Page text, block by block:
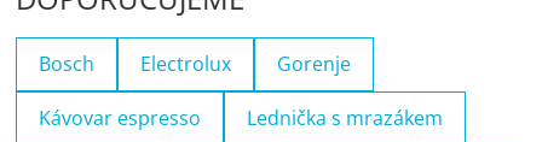
Bosch Electrolux Gorenje
Kávovar espresso Lednička s mrazákem